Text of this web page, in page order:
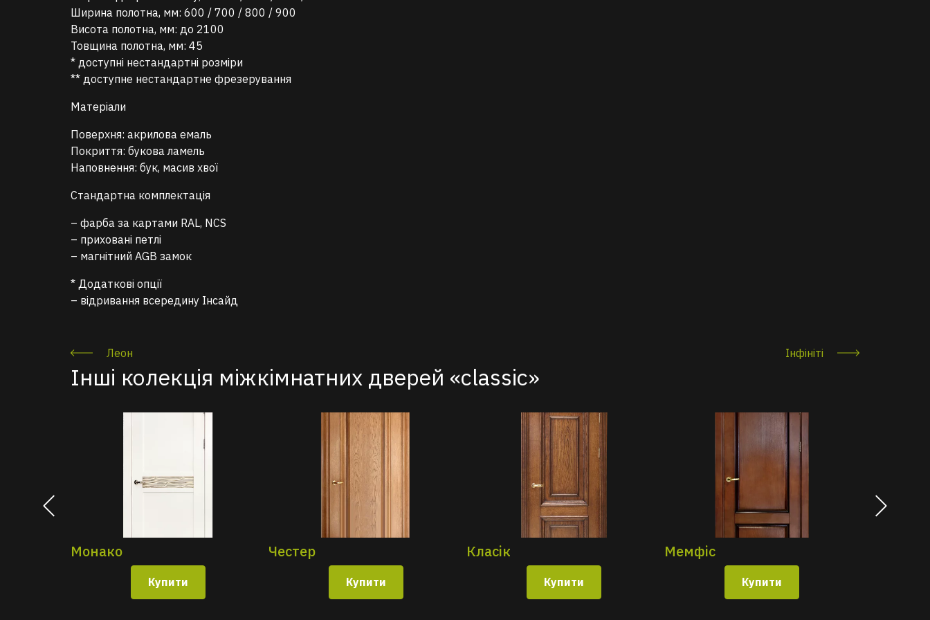
Ширина полотна, мм: 600 / 700 / 800 / 900
Висота полотна, мм: до 2100
Товщина полотна, мм: 45
* доступні нестандартні розміри
** доступне нестандартне фрезерування
Матеріали
Поверхня: акрилова емаль
Покриття: букова ламель
Наповнення: бук, масив хвої
Стандартна комплектація
– фарба за картами RAL, NCS
– приховані петлі
– магнітний AGB замок
* Додаткові опції
– відривання всередину Інсайд
Леон Інфініті
Інші колекція міжкімнатних дверей «classic»
Монако
Купити
Честер
Купити
Класік
Купити
Мемфіс
Купити